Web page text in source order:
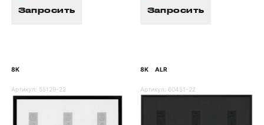
Запросить Запросить
8K
Артикул: 55129-22
8K ALR
Артикул: 60451-22